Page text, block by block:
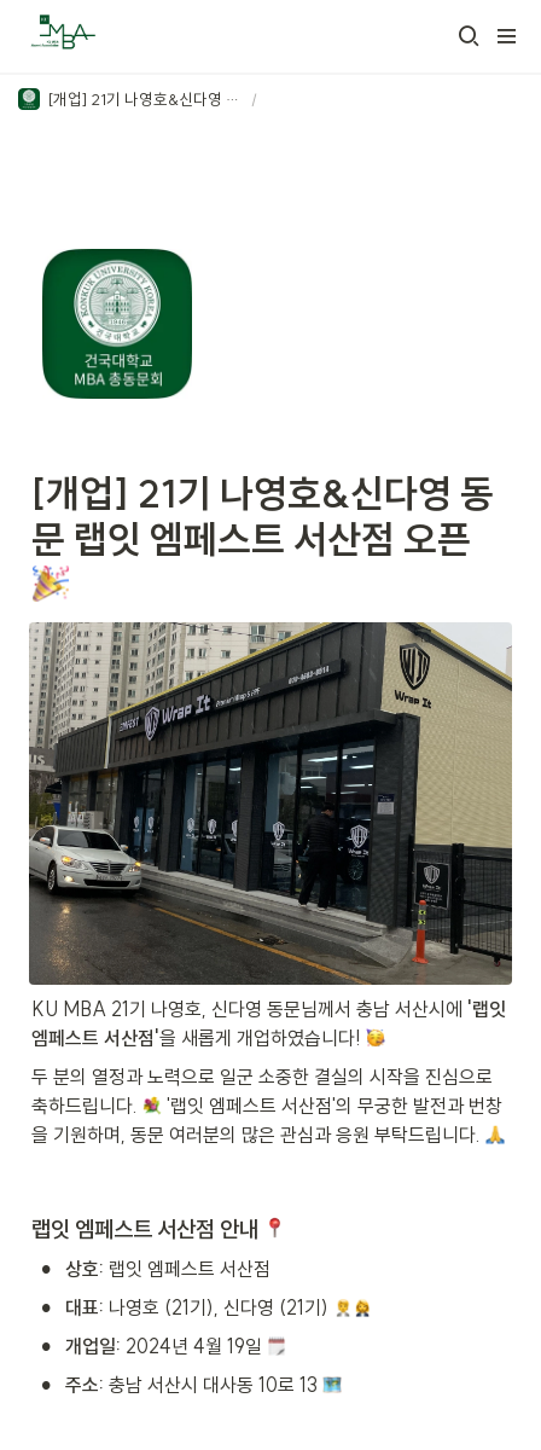
[개업] 21기 나영호&신다영 동문 랩잇 엠페스트 서산점 오픈 🎉 /
[개업] 21기 나영호&신다영 동
문 랩잇 엠페스트 서산점 오픈
KU MBA 21기 나영호, 신다영 동문님께서 충남 서산시에 '랩잇
엠페스트 서산점'을 새롭게 개업하였습니다!
두 분의 열정과 노력으로 일군 소중한 결실의 시작을 진심으로
축하드립니다.
'랩잇 엠페스트 서산점'의 무궁한 발전과 번창
을 기원하며, 동문 여러분의 많은 관심과 응원 부탁드립니다.
랩잇 엠페스트 서산점 안내
• 상호: 랩잇 엠페스트 서산점
• 대표: 나영호 (21기), 신다영 (21기)
• 개업일: 2024년 4월 19일
• 주소: 충남 서산시 대사동 10로 13